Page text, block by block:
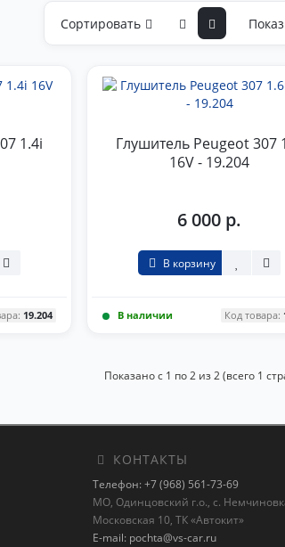
Сортировать
1.4i
19.204
Глушитель Peugeot 307
16V - 19.204
6 000 р.
В корзину
В наличии Код товара:
Показано с 1 по 2 из 2 (всего 1
КОНТАКТЫ
Телефон: +7 (968) 561-73-69
МО, Одинцовский г.о., с.
Московская 10, ТК «Автокит»
E-mail: pochta@vs-car.ru